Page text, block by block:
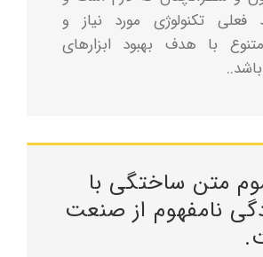
فعلی تکنولوژی مورد نیاز و
با هدف بهبود ابزارهای
متن ساختگی با
نامفهوم از صنعت